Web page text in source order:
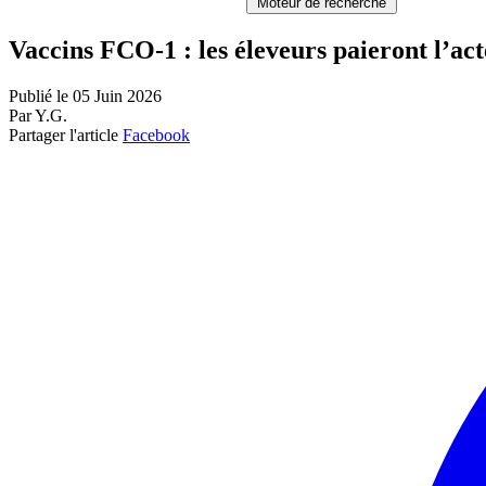
Vaccins FCO-1 : les éleveurs paieront
Publié le 05 Juin 2026
Par Y.G.
Partager l'article Facebook